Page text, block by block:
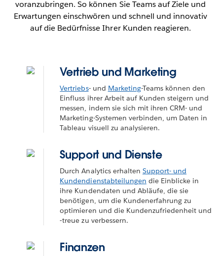
voranzubringen. So können Sie Teams auf Ziele und
Erwartungen einschwören und schnell und innovativ
auf die Bedürfnisse Ihrer Kunden reagieren.
Vertrieb und Marketing
Vertriebs- und Marketing-Teams können den
Einfluss ihrer Arbeit auf Kunden steigern und
messen, indem sie sich mit ihren CRM- und
Marketing-Systemen verbinden, um Daten in
Tableau visuell zu analysieren.
Support und Dienste
Durch Analytics erhalten Support- und
Kundendienstabteilungen die Einblicke in
ihre Kundendaten und Abläufe, die sie
benötigen, um die Kundenerfahrung zu
optimieren und die Kundenzufriedenheit und
‑treue zu verbessern.
Finanzen